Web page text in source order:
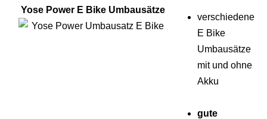
Yose Power E Bike Umbausätze
verschiedene
E Bike
Umbausätze
mit und ohne
Akku
gute